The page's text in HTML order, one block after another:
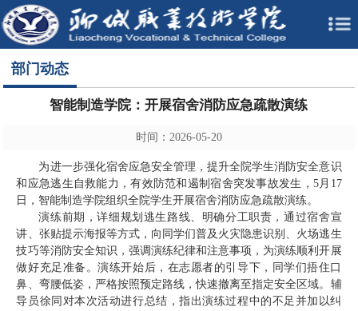
部门动态
智能制造学院：开展宿舍消防应急疏散演练
时间：2026-05-20
为进一步强化宿舍应急安全管理，提升全院学生消防安全意识
和应急逃生自救能力，有效防范和遏制宿舍突发事故发生，5月17
日，智能制造学院组织全院学生开展宿舍消防应急疏散演练。
演练前期，详细规划逃生路线、明确分工职责，通过宿舍宣
讲、张贴提示海报等方式，向同学们普及火灾隐患识别、火场逃生
技巧等消防安全知识，强调演练纪律和注意事项，为演练顺利开展
做好充足准备。演练开始后，在志愿者的引导下，同学们捂住口
鼻、弯腰低姿，严格按照预定路线，快速撤离至指定安全区域。辅
导员徐同对本次活动进行总结，指出演练过程中的不足并加以纠